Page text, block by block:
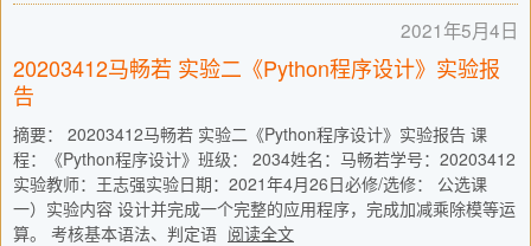
2021年5月4日
20203412马畅若 实验二《Python程序设计》实验报
告
摘要： 20203412马畅若 实验二《Python程序设计》实验报告 课
程：《Python程序设计》班级： 2034姓名：马畅若学号：20203412
实验教师：王志强实验日期：2021年4月26日必修/选修： 公选课
一）实验内容 设计并完成一个完整的应用程序，完成加减乘除模等运
算。 考核基本语法、判定语 阅读全文